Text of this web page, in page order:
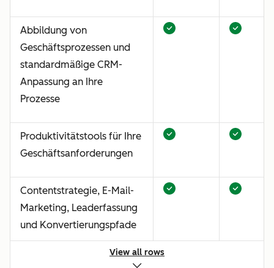
Abbildung von
Geschäftsprozessen und
standardmäßige CRM-
Anpassung an Ihre
Prozesse
Produktivitätstools für Ihre
Geschäftsanforderungen
Contentstrategie, E-Mail-
Marketing, Leaderfassung
und Konvertierungspfade
View all rows